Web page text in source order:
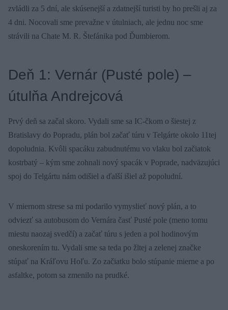
zvládli za 5 dní, ale skúsenejší a zdatnejší turisti by ho prešli aj za
4 dni. Nocovali sme prevažne v útulniach, ale jednu noc sme
strávili na Chate M. R. Štefánika pod Ďumbierom.
Deň 1: Vernár (Pusté pole) –
útulňa Andrejcová
Prvý deň sa začal skoro. Vydali sme sa IC-čkom o šiestej z
Bratislavy do Popradu, plán bol začať túru v Telgárte okolo 11tej
dopoludnia. Kvôli spacáku zabudnutému vo vlaku bol začiatok
kostrbatý – kým sme zohnali nový spacák v Poprade, nadväzujúci
spoj do Telgártu nám odišiel a ďalší išiel až popoludní.
V miernom strese sa mi podarilo vymyslieť nový plán, a to
odviezť sa autobusom do Vernára časť Pusté pole (meno tomu
miestu naozaj svedčí) a začať túru s jeden a pol hodinovým
oneskorením tu. Vydali sme sa teda po žltej a zelenej značke
stúpať na Kráľovu Hoľu. Zo začiatku bolo stúpanie mierne a po
asfaltke, potom sa zmenilo na prudké.